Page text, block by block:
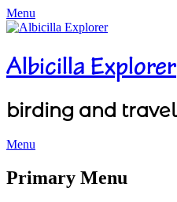
Menu
Albicilla Explorer
birding and travel
Menu
Primary Menu